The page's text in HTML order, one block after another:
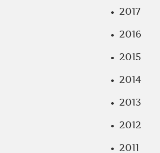
2017
2016
2015
2014
2013
2012
2011